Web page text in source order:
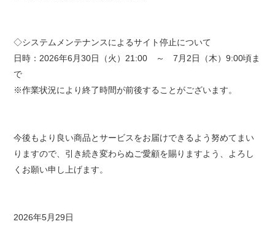
◇システムメンテナンスによるサイト停止について
日時：2026年6月30日（火）21:00 ～ 7月2日（木）9:00頃ま
で
※作業状況により終了時間が前後することがございます。
今後もより良い商品とサービスをお届けできるよう努めてまい
りますので、引き続き変わらぬご愛顧を賜りますよう、よろし
くお願い申し上げます。
2026年5月29日